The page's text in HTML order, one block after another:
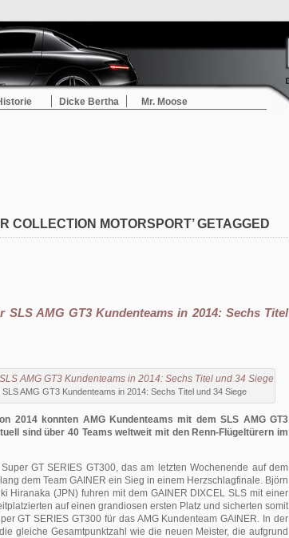
Dicke Bertha Mr. Moose
COLLECTION MOTORSPORT’ GETAGGED
SLS AMG GT3 Kundenteams in 2014: Sechs Titel
AMG GT3 Kundenteams in 2014: Sechs Titel und 34 Siege
2014 konnten AMG Kundenteams mit dem SLS AMG GT3
sind über 40 Teams weltweit mit den Renn-Flügeltürern im
GT SERIES GT300, das am letzten Wochenende auf dem
dem Team GAINER ein Sieg in einem Herzschlagfinale. Björn
Hiranaka (JPN) fuhren mit dem GAINER DIXCEL SLS mit einer
auf einen grandiosen ersten Platz und sicherten somit
GT SERIES GT300 für das AMG Kundenteam GAINER. In der
gleiche Gesamtpunktzahl wie die neuen Meister, die aufgrund